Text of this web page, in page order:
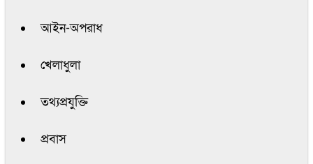
আইন-অপরাধ
খেলাধুলা
তথ্যপ্রযুক্তি
প্রবাস